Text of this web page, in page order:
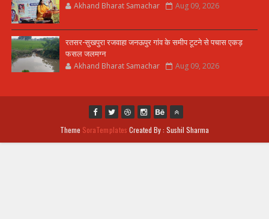
Akhand Bharat Samachar Aug 09, 2026
रतसर-सुखपुरा रजवाहा जनऊपुर गांव के समीप टूटने से पचास एकड़
फसल जलमग्न
Akhand Bharat Samachar Aug 09, 2026
Theme SoraTemplates Created By : Sushil Sharma